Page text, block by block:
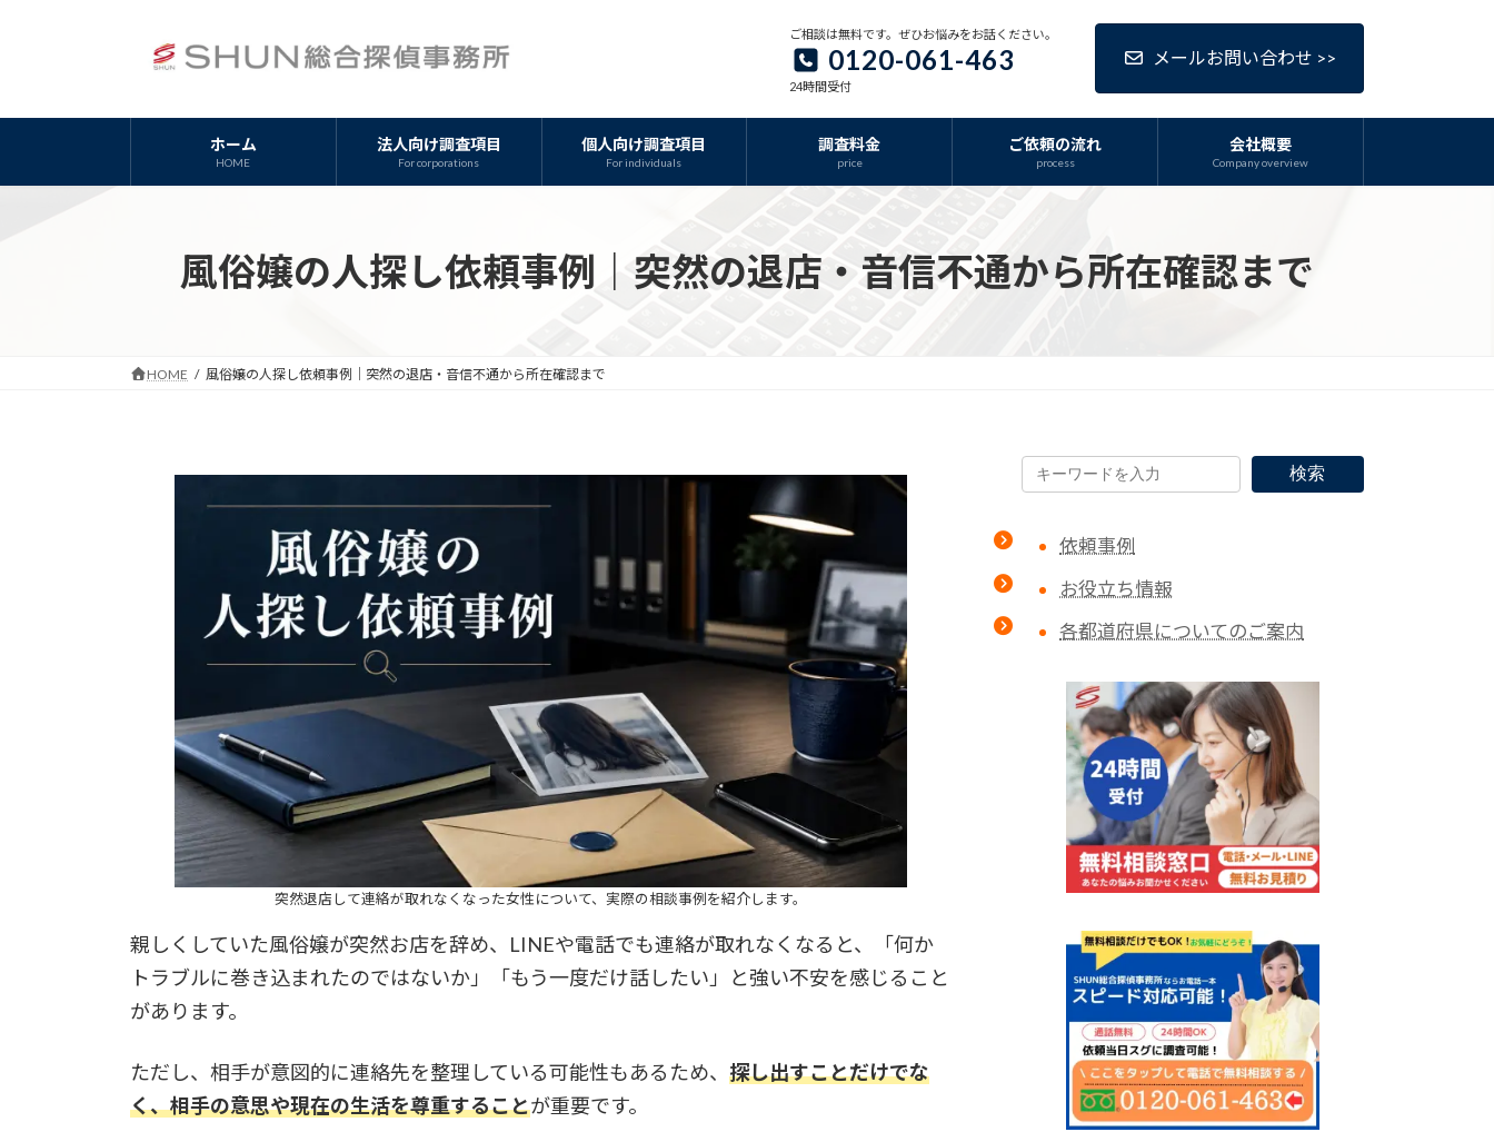
ツ
ス
シ
ン
ご相談は無料です。ぜひお悩みをお話ください。
0120-061-463
24時間受付
メールお問い合わせ >>
ホーム
HOME
法人向け調査項目
For corporations
個人向け調査項目
For individuals
調査料金
price
ご依頼の流れ
process
会社概要
Company overview
風俗嬢の人探し依頼事例｜突然の退店・音信不通から所在確認まで
HOME 風俗嬢の人探し依頼事例｜突然の退店・音信不通から所在確認まで
突然退店して連絡が取れなくなった女性について、実際の相談事例を紹介します。
親しくしていた風俗嬢が突然お店を辞め、LINEや電話でも連絡が取れなくなると、「何か
トラブルに巻き込まれたのではないか」「もう一度だけ話したい」と強い不安を感じること
があります。
ただし、相手が意図的に連絡先を整理している可能性もあるため、 探し出すことだけでな
く、相手の意思や現在の生活を尊重することが重要です。
検索
依頼事例
お役立ち情報
各都道府県についてのご案内